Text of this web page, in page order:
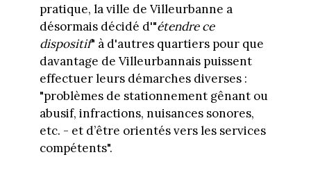
pratique, la ville de Villeurbanne a
désormais décidé d'"étendre ce
dispositif" à d'autres quartiers pour que
davantage de Villeurbannais puissent
effectuer leurs démarches diverses :
"problèmes de stationnement gênant ou
abusif, infractions, nuisances sonores,
etc. - et d’être orientés vers les services
compétents".